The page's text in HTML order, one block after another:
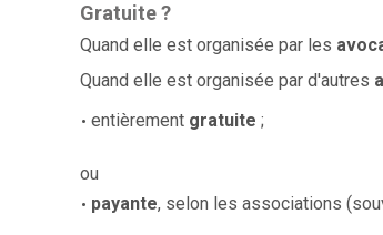
Gratuite ?
Quand elle est organisée par les
Quand elle est organisée par d'autres
entièrement gratuite ;
ou
payante, selon les associations